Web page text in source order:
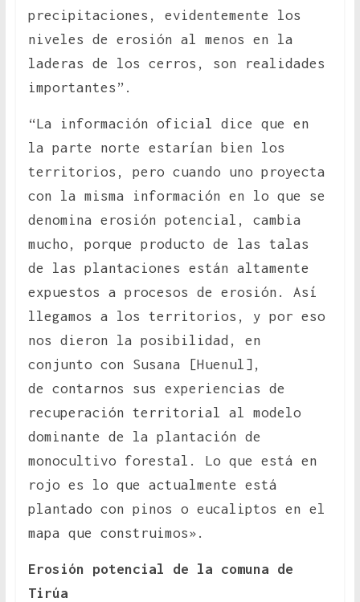
precipitaciones, evidentemente los
niveles de erosión al menos en la
laderas de los cerros, son realidades
importantes”.
“La información oficial dice que en
la parte norte estarían bien los
territorios, pero cuando uno proyecta
con la misma información en lo que se
denomina erosión potencial, cambia
mucho, porque producto de las talas
de las plantaciones están altamente
expuestos a procesos de erosión. Así
llegamos a los territorios, y por eso
nos dieron la posibilidad, en
conjunto con Susana [Huenul],
de contarnos sus experiencias de
recuperación territorial al modelo
dominante de la plantación de
monocultivo forestal. Lo que está en
rojo es lo que actualmente está
plantado con pinos o eucaliptos en el
mapa que construimos».
Erosión potencial de la comuna de
Tirúa